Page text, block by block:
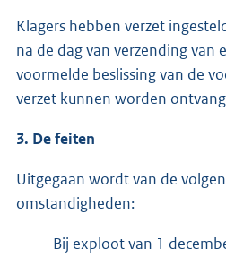
Klagers hebben verzet
na de dag van verzending van
voormelde beslissing van de
verzet kunnen worden
3. De feiten
Uitgegaan wordt van de
omstandigheden:
- Bij exploot van 1